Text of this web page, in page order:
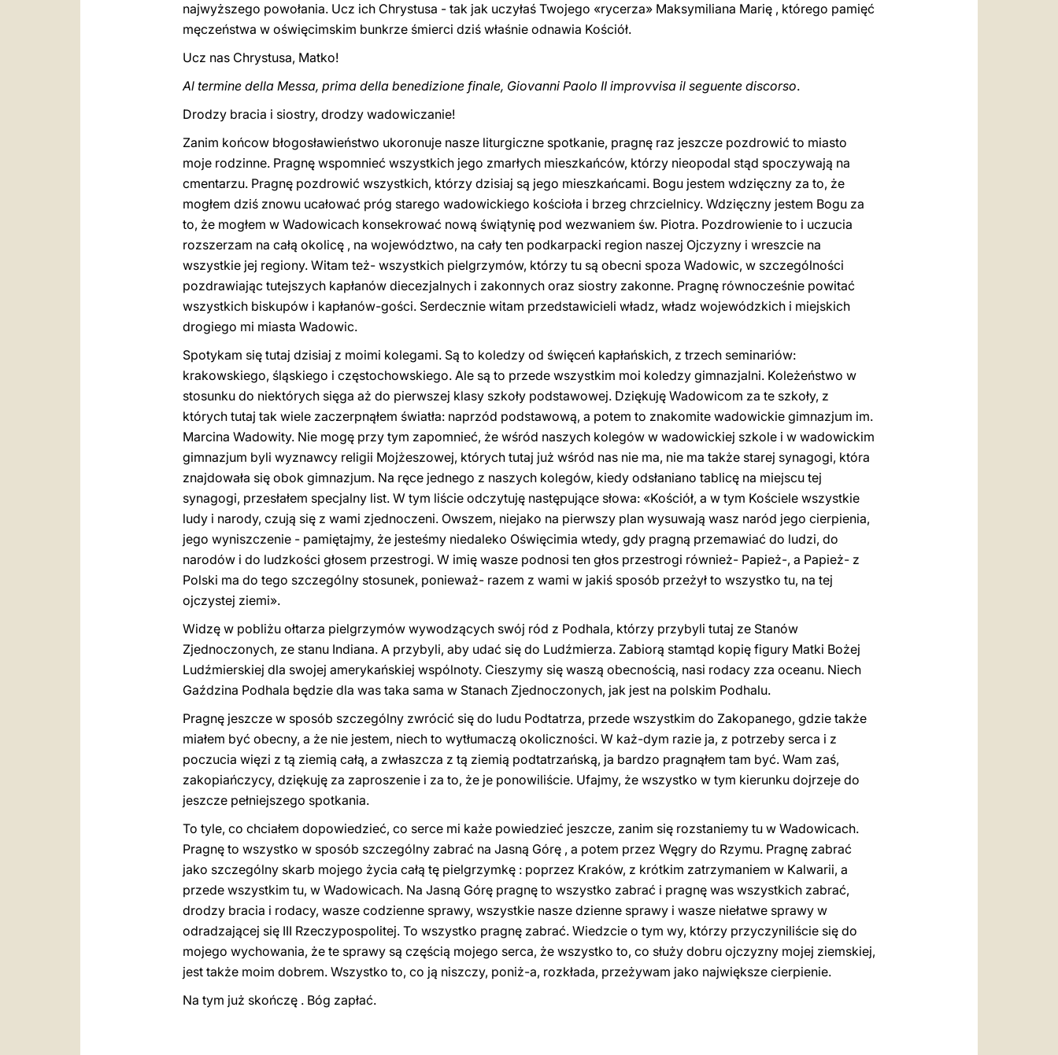
najwyższego powołania. Ucz ich Chrystusa - tak jak uczyłaś Twojego «rycerza» Maksymiliana Marię , którego pamięć
męczeństwa w oświęcimskim bunkrze śmierci dziś właśnie odnawia Kościół.
Ucz nas Chrystusa, Matko!
Al termine della Messa, prima della benedizione finale, Giovanni Paolo II improvvisa il seguente discorso.
Drodzy bracia i siostry, drodzy wadowiczanie!
Zanim końcow błogosławieństwo ukoronuje nasze liturgiczne spotkanie, pragnę raz jeszcze pozdrowić to miasto
moje rodzinne. Pragnę wspomnieć wszystkich jego zmarłych mieszkańców, którzy nieopodal stąd spoczywają na
cmentarzu. Pragnę pozdrowić wszystkich, którzy dzisiaj są jego mieszkańcami. Bogu jestem wdzięczny za to, że
mogłem dziś znowu ucałować próg starego wadowickiego kościoła i brzeg chrzcielnicy. Wdzięczny jestem Bogu za
to, że mogłem w Wadowicach konsekrować nową świątynię pod wezwaniem św. Piotra. Pozdrowienie to i uczucia
rozszerzam na całą okolicę , na województwo, na cały ten podkarpacki region naszej Ojczyzny i wreszcie na
wszystkie jej regiony. Witam też- wszystkich pielgrzymów, którzy tu są obecni spoza Wadowic, w szczególności
pozdrawiając tutejszych kapłanów diecezjalnych i zakonnych oraz siostry zakonne. Pragnę równocześnie powitać
wszystkich biskupów i kapłanów-gości. Serdecznie witam przedstawicieli władz, władz wojewódzkich i miejskich
drogiego mi miasta Wadowic.
Spotykam się tutaj dzisiaj z moimi kolegami. Są to koledzy od święceń kapłańskich, z trzech seminariów:
krakowskiego, śląskiego i częstochowskiego. Ale są to przede wszystkim moi koledzy gimnazjalni. Koleżeństwo w
stosunku do niektórych sięga aż do pierwszej klasy szkoły podstawowej. Dziękuję Wadowicom za te szkoły, z
których tutaj tak wiele zaczerpnąłem światła: naprzód podstawową, a potem to znakomite wadowickie gimnazjum im.
Marcina Wadowity. Nie mogę przy tym zapomnieć, że wśród naszych kolegów w wadowickiej szkole i w wadowickim
gimnazjum byli wyznawcy religii Mojżeszowej, których tutaj już wśród nas nie ma, nie ma także starej synagogi, która
znajdowała się obok gimnazjum. Na ręce jednego z naszych kolegów, kiedy odsłaniano tablicę na miejscu tej
synagogi, przesłałem specjalny list. W tym liście odczytuję następujące słowa: «Kościół, a w tym Kościele wszystkie
ludy i narody, czują się z wami zjednoczeni. Owszem, niejako na pierwszy plan wysuwają wasz naród jego cierpienia,
jego wyniszczenie - pamiętajmy, że jesteśmy niedaleko Oświęcimia wtedy, gdy pragną przemawiać do ludzi, do
narodów i do ludzkości głosem przestrogi. W imię wasze podnosi ten głos przestrogi również- Papież-, a Papież- z
Polski ma do tego szczególny stosunek, ponieważ- razem z wami w jakiś sposób przeżył to wszystko tu, na tej
ojczystej ziemi».
Widzę w pobliżu ołtarza pielgrzymów wywodzących swój ród z Podhala, którzy przybyli tutaj ze Stanów
Zjednoczonych, ze stanu Indiana. A przybyli, aby udać się do Ludźmierza. Zabiorą stamtąd kopię figury Matki Bożej
Ludźmierskiej dla swojej amerykańskiej wspólnoty. Cieszymy się waszą obecnością, nasi rodacy zza oceanu. Niech
Gaździna Podhala będzie dla was taka sama w Stanach Zjednoczonych, jak jest na polskim Podhalu.
Pragnę jeszcze w sposób szczególny zwrócić się do ludu Podtatrza, przede wszystkim do Zakopanego, gdzie także
miałem być obecny, a że nie jestem, niech to wytłumaczą okoliczności. W każ-dym razie ja, z potrzeby serca i z
poczucia więzi z tą ziemią całą, a zwłaszcza z tą ziemią podtatrzańską, ja bardzo pragnąłem tam być. Wam zaś,
zakopiańczycy, dziękuję za zaproszenie i za to, że je ponowiliście. Ufajmy, że wszystko w tym kierunku dojrzeje do
jeszcze pełniejszego spotkania.
To tyle, co chciałem dopowiedzieć, co serce mi każe powiedzieć jeszcze, zanim się rozstaniemy tu w Wadowicach.
Pragnę to wszystko w sposób szczególny zabrać na Jasną Górę , a potem przez Węgry do Rzymu. Pragnę zabrać
jako szczególny skarb mojego życia całą tę pielgrzymkę : poprzez Kraków, z krótkim zatrzymaniem w Kalwarii, a
przede wszystkim tu, w Wadowicach. Na Jasną Górę pragnę to wszystko zabrać i pragnę was wszystkich zabrać,
drodzy bracia i rodacy, wasze codzienne sprawy, wszystkie nasze dzienne sprawy i wasze niełatwe sprawy w
odradzającej się III Rzeczypospolitej. To wszystko pragnę zabrać. Wiedzcie o tym wy, którzy przyczyniliście się do
mojego wychowania, że te sprawy są częścią mojego serca, że wszystko to, co służy dobru ojczyzny mojej ziemskiej,
jest także moim dobrem. Wszystko to, co ją niszczy, poniż-a, rozkłada, przeżywam jako największe cierpienie.
Na tym już skończę . Bóg zapłać.